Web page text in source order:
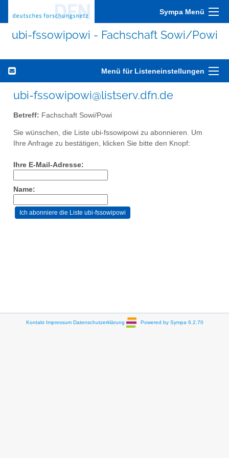
Sympa Menü
ubi-fssowipowi - Fachschaft Sowi/Powi
Menü für Listeneinstellungen
ubi-fssowipowi@listserv.dfn.de
Betreff: Fachschaft Sowi/Powi
Sie wünschen, die Liste ubi-fssowipowi zu abonnieren. Um
Ihre Anfrage zu bestätigen, klicken Sie bitte den Knopf:
Ihre E-Mail-Adresse:
Name:
Kontakt Impressum Datenschutzerklärung Powered by Sympa 6.2.70